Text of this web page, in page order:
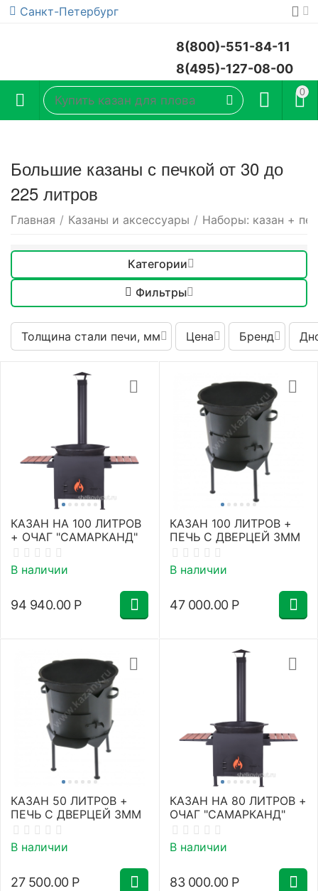
Санкт-Петербург
8(800)-551-84-11
8(495)-127-08-00
0
Большие казаны с печкой от 30 до
225 литров
Главная / Казаны и аксессуары / Наборы: казан +
Категории
Фильтры
Толщина стали печи, мм Цена Бренд
КАЗАН НА 100 ЛИТРОВ
+ ОЧАГ "САМАРКАНД"
В наличии
94 940.00 Р
КАЗАН 100 ЛИТРОВ +
ПЕЧЬ С ДВЕРЦЕЙ 3ММ
В наличии
47 000.00 Р
КАЗАН 50 ЛИТРОВ +
ПЕЧЬ С ДВЕРЦЕЙ 3ММ
В наличии
27 500.00 Р
КАЗАН НА 80 ЛИТРОВ +
ОЧАГ "САМАРКАНД"
В наличии
83 000.00 Р